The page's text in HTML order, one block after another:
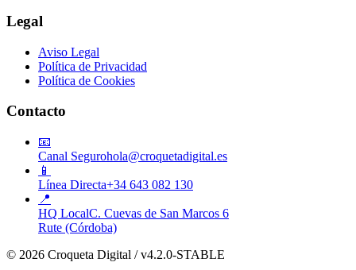
Legal
Aviso Legal
Política de Privacidad
Política de Cookies
Contacto
📧
Canal Segurohola@croquetadigital.es
📱
Línea Directa+34 643 082 130
📍
HQ LocalC. Cuevas de San Marcos 6
Rute (Córdoba)
© 2026 Croqueta Digital / v4.2.0-STABLE